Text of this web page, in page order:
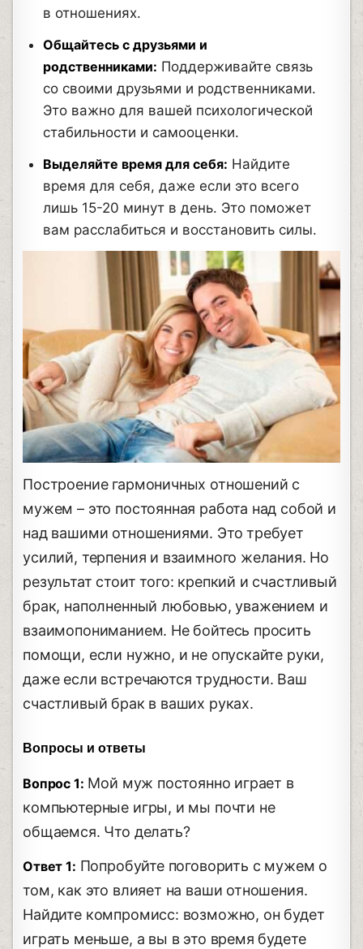
в отношениях.
Общайтесь с друзьями и
родственниками: Поддерживайте связь
со своими друзьями и родственниками.
Это важно для вашей психологической
стабильности и самооценки.
Выделяйте время для себя: Найдите
время для себя, даже если это всего
лишь 15-20 минут в день. Это поможет
вам расслабиться и восстановить силы.
Построение гармоничных отношений с
мужем – это постоянная работа над собой и
над вашими отношениями. Это требует
усилий, терпения и взаимного желания. Но
результат стоит того: крепкий и счастливый
брак, наполненный любовью, уважением и
взаимопониманием. Не бойтесь просить
помощи, если нужно, и не опускайте руки,
даже если встречаются трудности. Ваш
счастливый брак в ваших руках.
Вопросы и ответы
Вопрос 1: Мой муж постоянно играет в
компьютерные игры, и мы почти не
общаемся. Что делать?
Ответ 1: Попробуйте поговорить с мужем о
том, как это влияет на ваши отношения.
Найдите компромисс: возможно, он будет
играть меньше, а вы в это время будете